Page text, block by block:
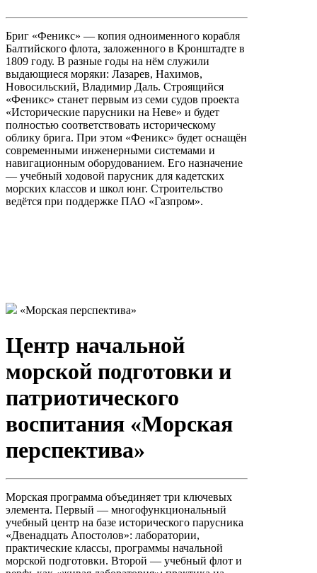
Бриг «Феникс» — копия одноименного корабля
Балтийского флота, заложенного в Кронштадте в
1809 году. В разные годы на нём служили
выдающиеся моряки: Лазарев, Нахимов,
Новосильский, Владимир Даль. Строящийся
«Феникс» станет первым из семи судов проекта
«Исторические парусники на Неве» и будет
полностью соответствовать историческому
облику брига. При этом «Феникс» будет оснащён
современными инженерными системами и
навигационным оборудованием. Его назначение
— учебный ходовой парусник для кадетских
морских классов и школ юнг. Строительство
ведётся при поддержке ПАО «Газпром».
«Морская перспектива»
Центр начальной
морской подготовки и
патриотического
воспитания «Морская
перспектива»
Морская программа объединяет три ключевых
элемента. Первый — многофункциональный
учебный центр на базе исторического парусника
«Двенадцать Апостолов»: лаборатории,
практические классы, программы начальной
морской подготовки. Второй — учебный флот и